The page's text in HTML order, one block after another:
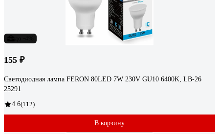
155 ₽
Светодиодная лампа FERON 80LED 7W 230V GU10 6400K, LB-26
25291
4.6(112)
В корзину